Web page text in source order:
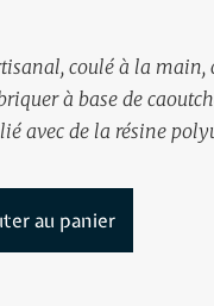
coulé à la main,
à base de
avec de la résine
au panier